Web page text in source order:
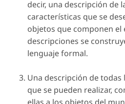
decir, una descripción de
características que se
objetos que componen el
descripciones se
lenguaje formal.
Una descripción de todas
que se pueden realizar,